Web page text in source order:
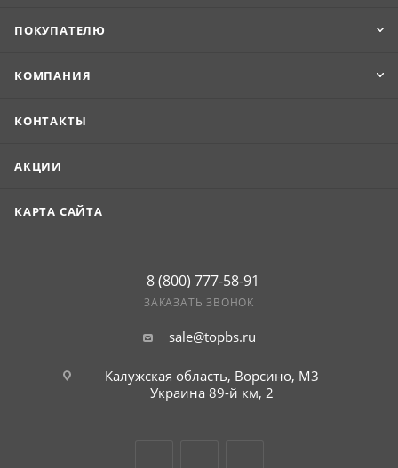
ПОКУПАТЕЛЮ
КОМПАНИЯ
КОНТАКТЫ
АКЦИИ
КАРТА САЙТА
8 (800) 777-58-91
ЗАКАЗАТЬ ЗВОНОК
sale@topbs.ru
Калужская область, Ворсино, М3
Украина 89-й км, 2